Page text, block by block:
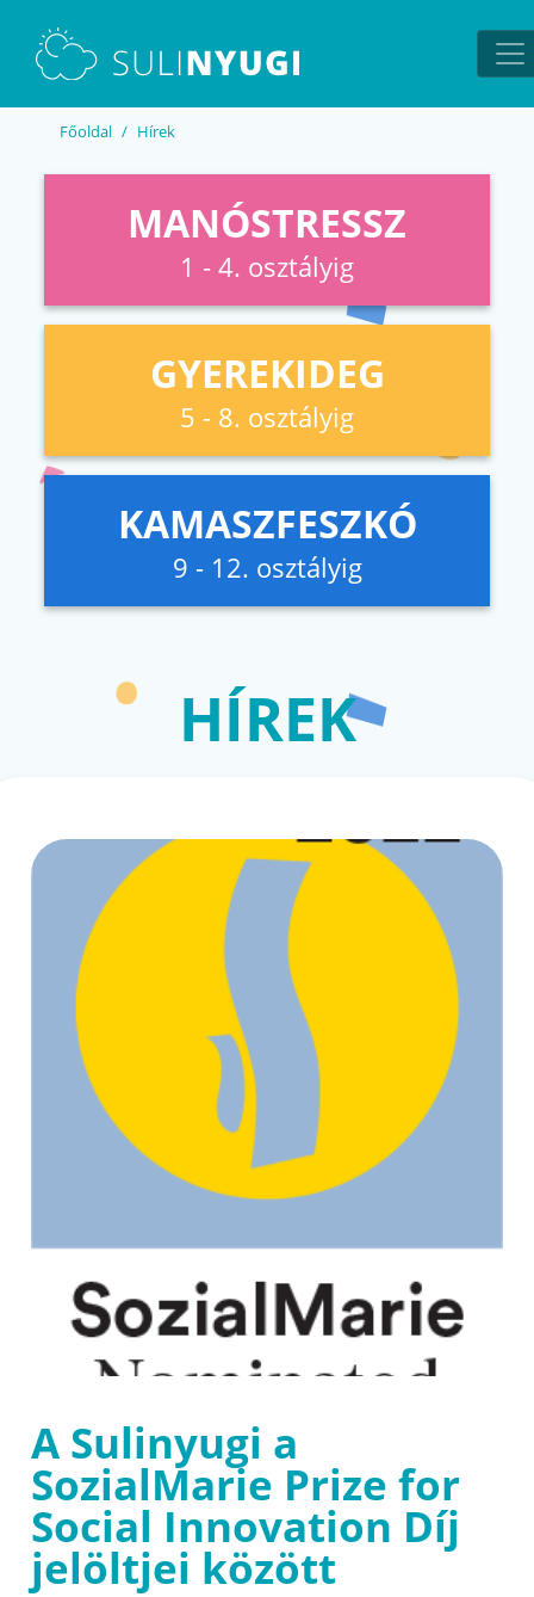
Főoldal Hírek
MANÓSTRESSZ
1 - 4. osztályig
GYEREKIDEG
5 - 8. osztályig
KAMASZFESZKÓ
9 - 12. osztályig
HÍREK
A Sulinyugi a
SozialMarie Prize for
Social Innovation Díj
jelöltjei között